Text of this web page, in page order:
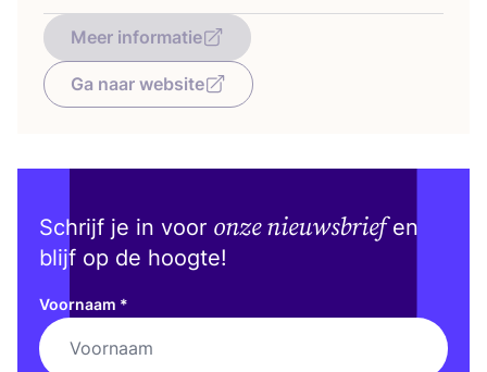
Meer informatie
Ga naar website
Schrijf je in voor onze nieuwsbriefen
blijf op de hoogte!
Voornaam *